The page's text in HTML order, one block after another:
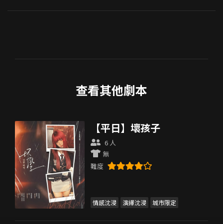
查看其他劇本
【平日】壞孩子
6 人
無
難度
情感沈浸 演繹沈浸 城市限定